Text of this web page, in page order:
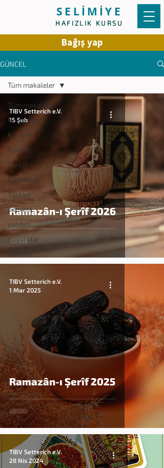
SELİMİYE
HAFIZLIK KURSU
Bağış yap
GÜNCEL
Tüm makaleler
Ramazan
Korona
Kurban
Kandil
Etkinlikler
Türkiye
deprem
yardım
duyurular
Kermes
Tüm makaleler
Ramazân-ı Şerîf 2026
TIBV Setterich e.V.
15 Şub
Ramazân-ı Şerîf 2025
TIBV Setterich e.V.
1 Mar 2025
TIBV Setterich e.V.
28 Nis 2024